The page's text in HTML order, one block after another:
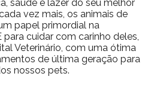
saúde e lazer do seu melhor
vez mais, os animais de
papel primordial na
cuidar com carinho deles,
Veterinário, com uma ótima
de última geração para
nossos pets.